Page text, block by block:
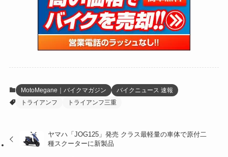
(65)
(109)
(15)
(5)
(17)
(5)
(27)
(61)
(13)
(60)
(171)
(38)
(47)
(59)
(41)
(47)
(35)
(41)
(12)
(16)
(4)
(16)
MotoMegane｜バイクマガジン
バイクニュース 速報
トライアンフ
トライアンフ三重
ヤマハ「JOG125」発売 クラス最軽量の車体で原付二
種スクーターに新製品